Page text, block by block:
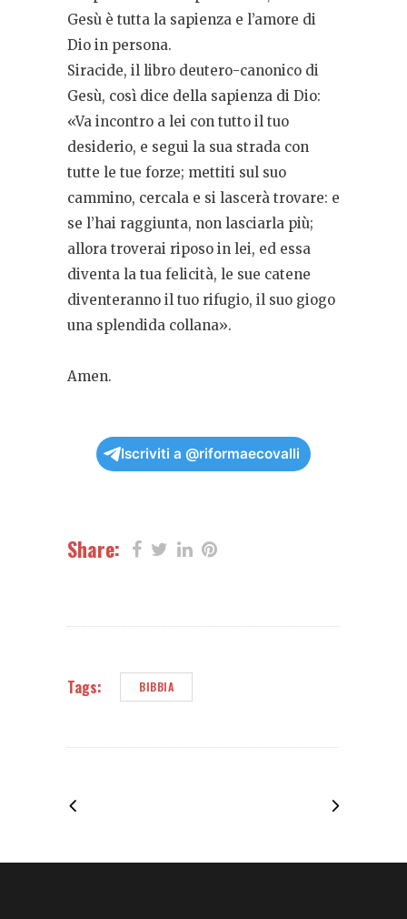
Gesù è tutta la sapienza e l’amore di
Dio in persona.
Siracide, il libro deutero-canonico di
Gesù, così dice della sapienza di Dio:
«Va incontro a lei con tutto il tuo
desiderio, e segui la sua strada con
tutte le tue forze; mettiti sul suo
cammino, cercala e si lascerà trovare: e
se l’hai raggiunta, non lasciarla più;
allora troverai riposo in lei, ed essa
diventa la tua felicità, le sue catene
diventeranno il tuo rifugio, il suo giogo
una splendida collana».
Amen.
Iscriviti a @riformaecovalli
Share:
Tags: BIBBIA